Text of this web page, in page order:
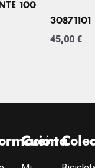
100
30871101
45,00 €
Cuenta